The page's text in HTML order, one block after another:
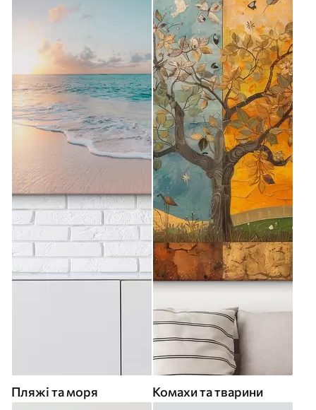
Пляжі та моря Комахи та тварини